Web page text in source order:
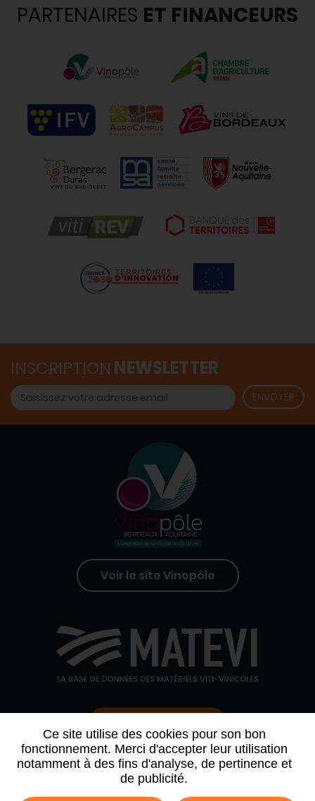
Ce site utilise des cookies pour son bon
fonctionnement. Merci d'accepter leur utilisation
notamment à des fins d'analyse, de pertinence et
de publicité.
PARTENAIRES ET FINANCEURS
INSCRIPTION NEWSLETTER
Voir le site Vinopôle
QUI SOMMES-NOUS AGENDA